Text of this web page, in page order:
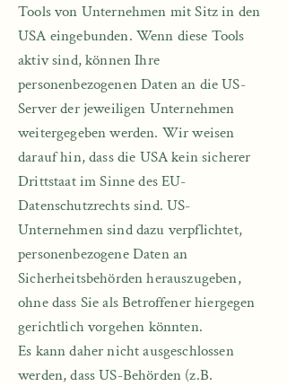
Tools von Unternehmen mit Sitz in den
USA eingebunden. Wenn diese Tools
aktiv sind, können Ihre
personenbezogenen Daten an die US-
Server der jeweiligen Unternehmen
weitergegeben werden. Wir weisen
darauf hin, dass die USA kein sicherer
Drittstaat im Sinne des EU-
Datenschutzrechts sind. US-
Unternehmen sind dazu verpflichtet,
personenbezogene Daten an
Sicherheitsbehörden herauszugeben,
ohne dass Sie als Betroffener hiergegen
gerichtlich vorgehen könnten.
Es kann daher nicht ausgeschlossen
werden, dass US-Behörden (z.B.